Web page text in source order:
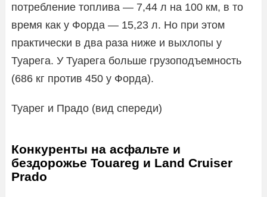
потребление топлива — 7,44 л на 100 км, в то
время как у Форда — 15,23 л. Но при этом
практически в два раза ниже и выхлопы у
Туарега. У Туарега больше грузоподъемность
(686 кг против 450 у Форда).
Туарег и Прадо (вид спереди)
Конкуренты на асфальте и
бездорожье Touareg и Land Cruiser
Prado